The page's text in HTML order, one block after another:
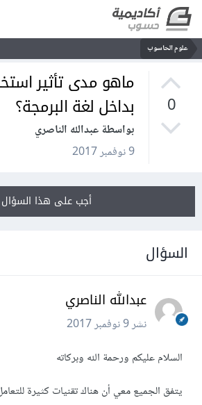
علوم الحاسوب
0
بداخل لغة البرمجة؟
بواسطة عبدالله الناصري
9 نوفمبر 2017
أجب على هذا السؤال
السؤال
عبدالله الناصري
نشر9 نوفمبر 2017
السلام عليكم ورحمة الله وبركاته
يتفق الجميع معي أن هناك تقنيات كثيرة